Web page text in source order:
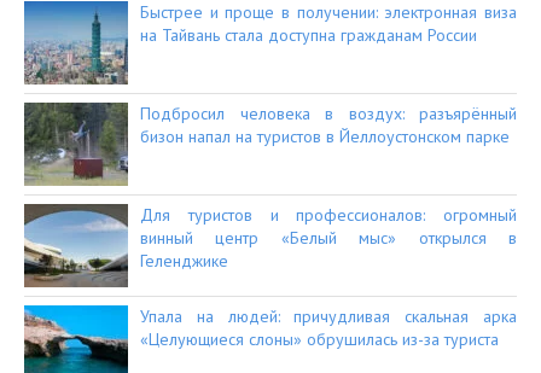
Быстрее и проще в получении: электронная виза
на Тайвань стала доступна гражданам России
Подбросил человека в воздух: разъярённый
бизон напал на туристов в Йеллоустонском парке
Для туристов и профессионалов: огромный
винный центр «Белый мыс» открылся в
Геленджике
Упала на людей: причудливая скальная арка
«Целующиеся слоны» обрушилась из-за туриста